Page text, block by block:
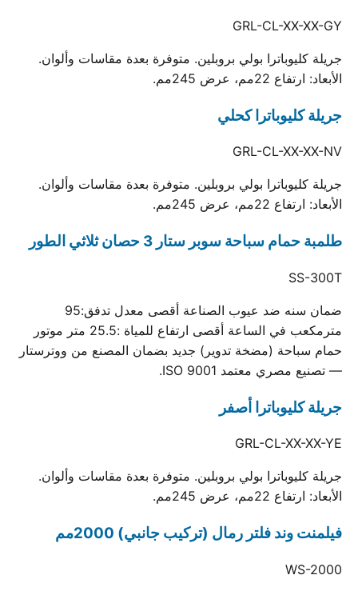
GRL-CL-XX-XX-GY
جريلة كليوباترا بولي بروبلين. متوفرة بعدة مقاسات وألوان.
الأبعاد: ارتفاع 22مم، عرض 245مم.
جريلة كليوباترا كحلي
GRL-CL-XX-XX-NV
جريلة كليوباترا بولي بروبلين. متوفرة بعدة مقاسات وألوان.
الأبعاد: ارتفاع 22مم، عرض 245مم.
طلمبة حمام سباحة سوبر ستار 3 حصان ثلاثي الطور
SS-300T
ضمان سنه ضد عيوب الصناعة أقصى معدل تدفق:95
مترمكعب في الساعة أقصى ارتفاع للمياة :25.5 متر موتور
حمام سباحة (مضخة تدوير) جديد بضمان المصنع من ووترستار
— تصنيع مصري معتمد ISO 9001.
جريلة كليوباترا أصفر
GRL-CL-XX-XX-YE
جريلة كليوباترا بولي بروبلين. متوفرة بعدة مقاسات وألوان.
الأبعاد: ارتفاع 22مم، عرض 245مم.
فيلمنت وند فلتر رمال (تركيب جانبي) 2000مم
WS-2000